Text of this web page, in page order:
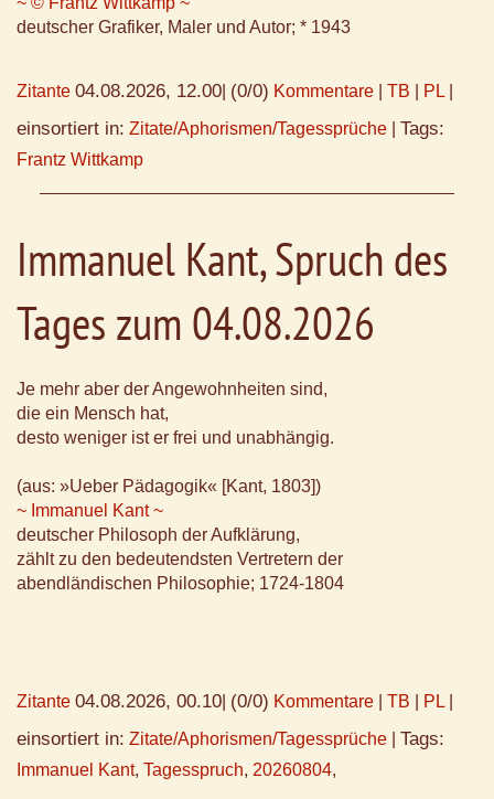
deutscher Grafiker, Maler und Autor; * 1943
Zitante 04.08.2026, 12.00 (0/0) Kommentare TB PL
einsortiert in: Zitate/Aphorismen/Tagessprüche Tags:
Frantz Wittkamp
Immanuel Kant, Spruch des
Tages zum 04.08.2026
Je mehr aber der Angewohnheiten sind,
die ein Mensch hat,
desto weniger ist er frei und unabhängig.
(aus: »Ueber Pädagogik« [Kant, 1803])
~ Immanuel Kant ~
deutscher Philosoph der Aufklärung,
zählt zu den bedeutendsten Vertretern der
abendländischen Philosophie; 1724-1804
Zitante 04.08.2026, 00.10 (0/0) Kommentare TB PL
einsortiert in: Zitate/Aphorismen/Tagessprüche Tags:
Immanuel Kant, Tagesspruch, 20260804,